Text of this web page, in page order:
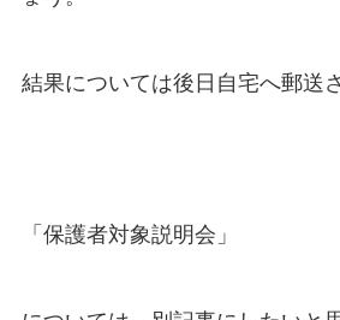
結果については後日自宅へ郵送
「保護者対象説明会」